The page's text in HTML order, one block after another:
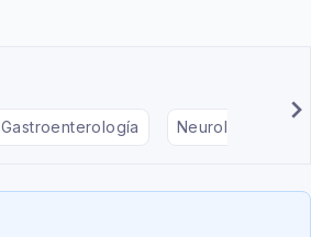
Gastroenterología Neurología